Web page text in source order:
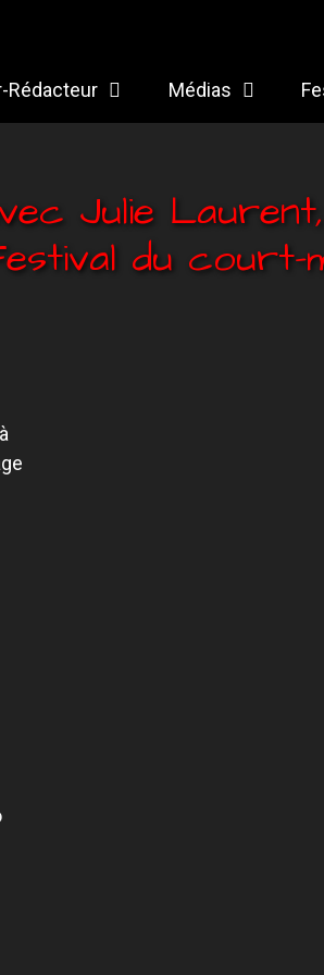
Rédacteur Médias
Julie
du court-